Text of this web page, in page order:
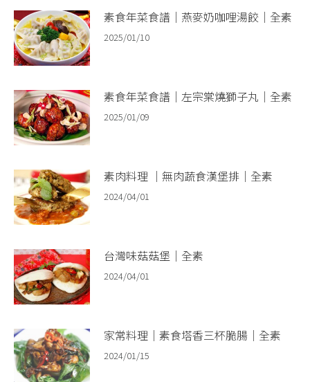
素食年菜食譜｜燕麥奶咖哩湯餃｜全素
2025/01/10
素食年菜食譜｜左宗棠燒獅子丸｜全素
2025/01/09
素肉料理 ｜無肉蔬食漢堡排｜全素
2024/04/01
台灣味菇菇堡｜全素
2024/04/01
家常料理｜素食塔香三杯脆腸｜全素
2024/01/15